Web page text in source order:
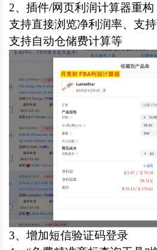
2、 插件/网页利润计算器重构
支持直接浏览净利润率、支
支持自动仓储费计算等
3、 增加短信验证码登录